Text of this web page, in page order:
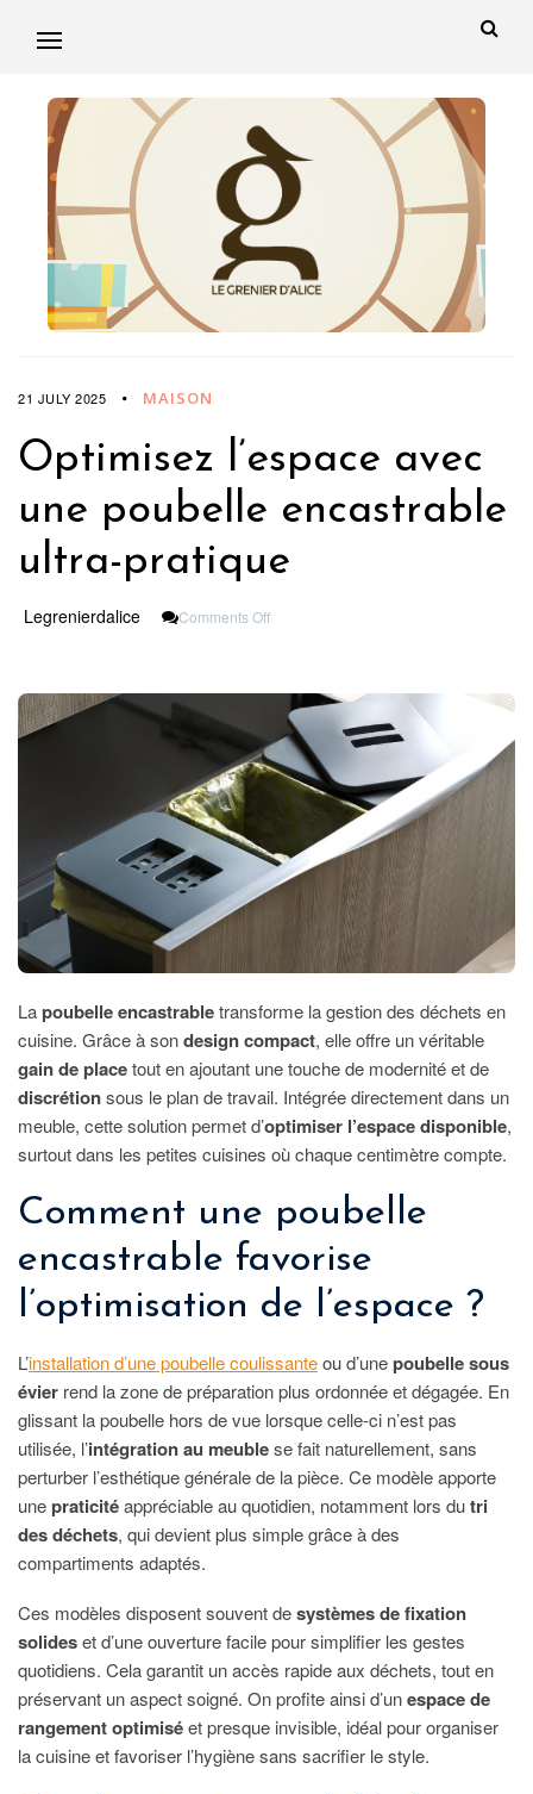
21 JULY 2025 MAISON
Optimisez l’espace avec
une poubelle encastrable
ultra-pratique
Legrenierdalice Comments OffOn
Poubelle
Encastrable
Ultra-
Pratique
Lapoubelle encastrabletransforme la gestion des déchets en
cuisine. Grâce à sondesign compact, elle offre un véritable
gain de placetout en ajoutant une touche de modernité et de
discrétionsous le plan de travail. Intégrée directement dans un
meuble, cette solution permet d’optimiser l’espace disponible,
surtout dans les petites cuisines où chaque centimètre compte.
Comment une poubelle
encastrable favorise
l’optimisation de l’espace ?
L’installation d’une poubelle coulissanteou d’unepoubelle sous
évier rend la zone de préparation plus ordonnée et dégagée. En
glissant la poubelle hors de vue lorsque celle-ci n’est pas
utilisée, l’intégration au meublese fait naturellement, sans
perturber l’esthétique générale de la pièce. Ce modèle apporte
unepraticitéappréciable au quotidien, notamment lors dutri
des déchets, qui devient plus simple grâce à des
compartiments adaptés.
Ces modèles disposent souvent desystèmes de fixation
solideset d’une ouverture facile pour simplifier les gestes
quotidiens. Cela garantit un accès rapide aux déchets, tout en
préservant un aspect soigné. On profite ainsi d’unespace de
rangement optimiséet presque invisible, idéal pour organiser
la cuisine et favoriser l’hygiène sans sacrifier le style.